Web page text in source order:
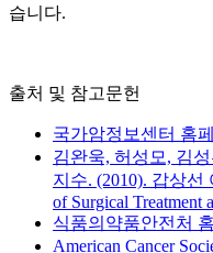
습니다.
출처 및 참고문헌
국가암정보센터 홈
김완욱, 허성모, 김
지수. (2010). 갑상선
of Surgical Treatment
식품의약품안전처
American Cancer